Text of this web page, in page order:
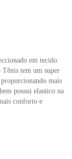
em tecido
tem um super
mais
possui elastico na
conforto e
removivel para
traseira é 100%